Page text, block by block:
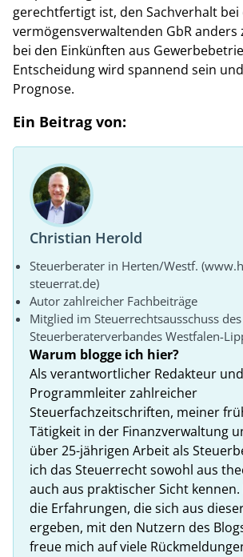
gerechtfertigt ist, den Sachverhalt bei
vermögensverwaltenden GbR anders
bei den Einkünften aus
Entscheidung wird spannend sein
Prognose.
Ein Beitrag von:
Christian Herold
Steuerberater in Herten/Westf.
steuerrat.de)
Autor zahlreicher Fachbeiträge
Mitglied im Steuerrechtsausschuss des
Steuerberaterverbandes Westfalen-
Warum blogge ich hier?
Als verantwortlicher Redakteur und
Programmleiter zahlreicher
Steuerfachzeitschriften, meiner
Tätigkeit in der Finanzverwaltung
über 25-jährigen Arbeit als
ich das Steuerrecht sowohl aus
auch aus praktischer Sicht kennen.
die Erfahrungen, die sich aus
ergeben, mit den Nutzern des
freue mich auf viele